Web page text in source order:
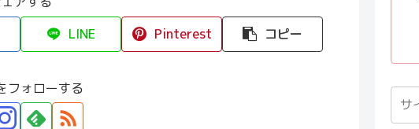
LINE
Pinterest コピー
フォローする